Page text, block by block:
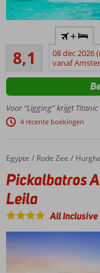
Food Court
Direct aan
privéstrand
Aquafun
alert!
Geweldig
aquapark
veel
glijbanen
familiekamers
bestaande uit
2 ruimtes
Volop
keuze aan
restaurants
en bars
8,1Zeer goed
301
beoordelingen
+
08 dec 2026
vanaf
Voor “Ligging” krijgt
4 recente boekingen
Home
Egypte Rode Zee
Pickalbatros Alf Leila Wa Leila
Pickalbatros
Leila
All Inclusive